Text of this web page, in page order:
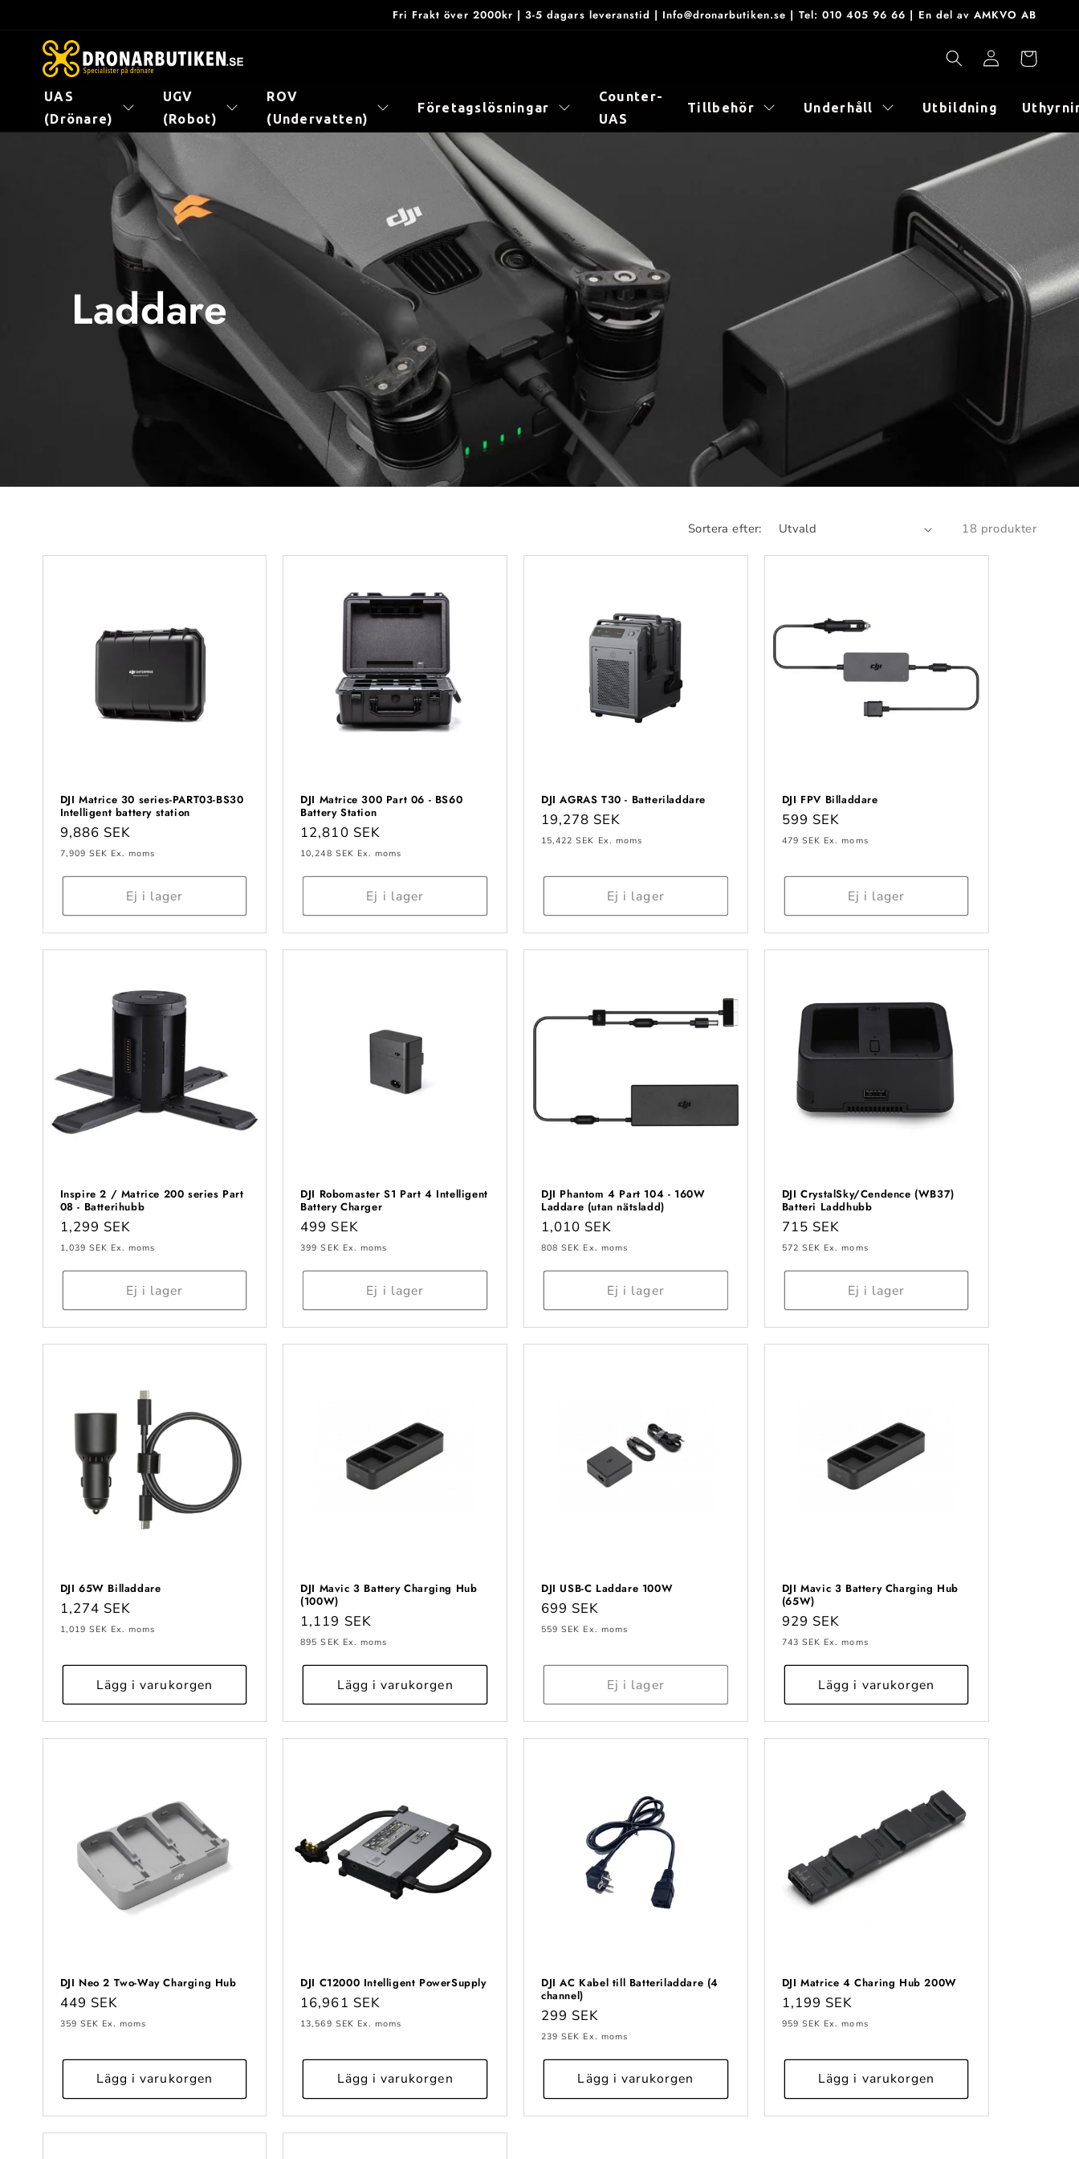
innehåll
Fri Frakt över 2000kr | 3-5 dagars leveranstid | Info@dronarbutiken.se | Tel: 010 405 96 66 | En del av AMKVO AB
UAS
(Drönare)
UGV
(Robot)
ROV
(Undervatten)
Företagslösningar
Counter-
UAS
Tillbehör Underhåll Utbildning
Logga
Varukorg
Laddare
Sortera efter: 18 produkter
DJI Matrice 30 series-PART03-BS30
Intelligent battery station
Ordinarie
pris
9,886 SEK
7,909 SEK Ex. moms
Ej i lager
DJI Matrice 300 Part 06 - BS60
Battery Station
Ordinarie
pris
12,810 SEK
10,248 SEK Ex. moms
Ej i lager
DJI AGRAS T30 - Batteriladdare
Ordinarie
pris
19,278 SEK
15,422 SEK Ex. moms
Ej i lager
DJI FPV Billaddare
Ordinarie
pris
599 SEK
479 SEK Ex. moms
Ej i lager
Inspire 2 / Matrice 200 series Part
08 - Batterihubb
Ordinarie
pris
1,299 SEK
1,039 SEK Ex. moms
Ej i lager
DJI Robomaster S1 Part 4 Intelligent
Battery Charger
Ordinarie
pris
499 SEK
399 SEK Ex. moms
Ej i lager
DJI Phantom 4 Part 104 - 160W
Laddare (utan nätsladd)
Ordinarie
pris
1,010 SEK
808 SEK Ex. moms
Ej i lager
DJI CrystalSky/Cendence (WB37)
Batteri Laddhubb
Ordinarie
pris
715 SEK
572 SEK Ex. moms
Ej i lager
DJI 65W Billaddare
Ordinarie
pris
1,274 SEK
1,019 SEK Ex. moms
Lägg i varukorgen
DJI Mavic 3 Battery Charging Hub
(100W)
Ordinarie
pris
1,119 SEK
895 SEK Ex. moms
Lägg i varukorgen
DJI USB-C Laddare 100W
Ordinarie
pris
699 SEK
559 SEK Ex. moms
Ej i lager
DJI Mavic 3 Battery Charging Hub
(65W)
Ordinarie
pris
929 SEK
743 SEK Ex. moms
Lägg i varukorgen
DJI Neo 2 Two-Way Charging Hub
Ordinarie
pris
449 SEK
359 SEK Ex. moms
Lägg i varukorgen
DJI C12000 Intelligent PowerSupply
Ordinarie
pris
16,961 SEK
13,569 SEK Ex. moms
Lägg i varukorgen
DJI AC Kabel till Batteriladdare (4
channel)
Ordinarie
pris
299 SEK
239 SEK Ex. moms
Lägg i varukorgen
DJI Matrice 4 Charing Hub 200W
Ordinarie
pris
1,199 SEK
959 SEK Ex. moms
Lägg i varukorgen